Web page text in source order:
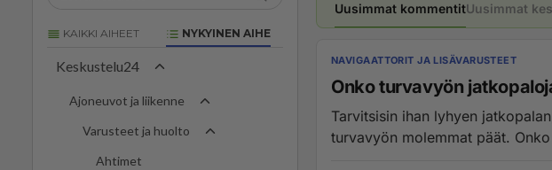
KAIKKI AIHEET NYKYINEN AIHE
Keskustelu24
Ajoneuvot ja liikenne
Varusteet ja huolto
Ahtimet
Uusimmat kommentitUusimmat
NAVIGAATTORIT JA LISÄVARUSTEET
Onko turvavyön
Tarvitsisin ihan lyhyen
turvavyön molemmat päät.